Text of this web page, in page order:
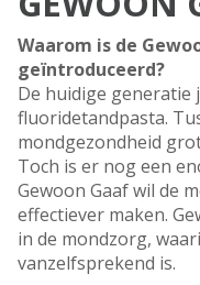
Waarom is de
geïntroduceerd?
De huidige
fluoridetandpasta.
mondgezondheid
Toch is er nog een
Gewoon Gaaf wil de
effectiever maken.
in de mondzorg,
vanzelfsprekend is.